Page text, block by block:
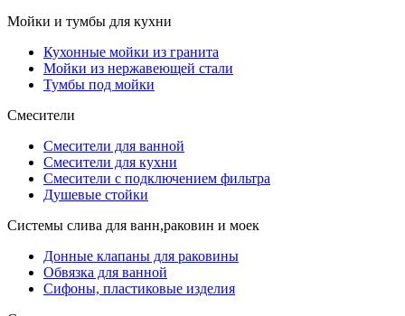
Мойки и тумбы для кухни
Кухонные мойки из гранита
Мойки из нержавеющей стали
Тумбы под мойки
Смесители
Смесители для ванной
Смесители для кухни
Смесители с подключением фильтра
Душевые стойки
Системы слива для ванн,раковин и моек
Донные клапаны для раковины
Обвязка для ванной
Сифоны, пластиковые изделия